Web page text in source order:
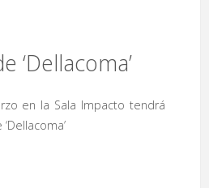
‘Dellacoma’
en la Sala Impacto tendrá